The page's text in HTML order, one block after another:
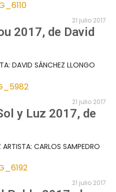
21 julio 2017
2017, de David
DAVID SÁNCHEZ LLONGO
21 julio 2017
y Luz 2017, de
CARLOS SAMPEDRO
21 julio 2017